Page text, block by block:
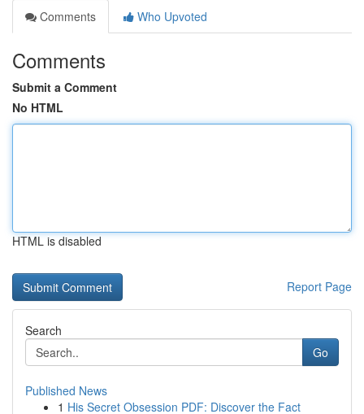
Comments
Who Upvoted
Comments
Submit a Comment
No HTML
HTML is disabled
Report Page
Search
Go
Published News
1 His Secret Obsession PDF: Discover the Fact